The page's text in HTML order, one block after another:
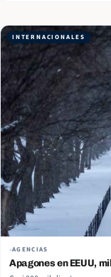
INTERNACIONALES
AGENCIAS
Apagones en EEUU,